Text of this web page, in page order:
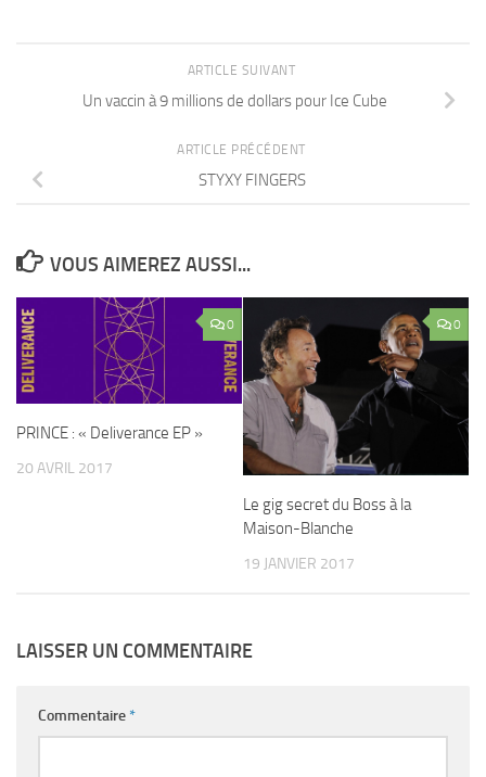
ARTICLE SUIVANT
Un vaccin à 9 millions de dollars pour Ice Cube
ARTICLE PRÉCÉDENT
STYXY FINGERS
VOUS AIMEREZ AUSSI...
0
PRINCE : « Deliverance EP »
20 AVRIL 2017
0
Le gig secret du Boss à la
Maison-Blanche
19 JANVIER 2017
LAISSER UN COMMENTAIRE
Commentaire*